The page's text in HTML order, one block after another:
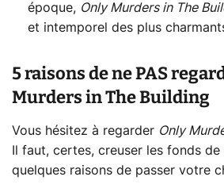
époque, Only Murders in The
et intemporel des plus
5 raisons de ne PAS
Murders in The Building
Vous hésitez à regarder Only
Il faut, certes, creuser les fonds
quelques raisons de passer votre